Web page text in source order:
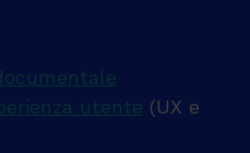
utente (UX e